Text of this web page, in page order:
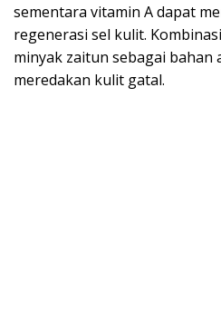
sementara vitamin A dapat
regenerasi sel kulit.
minyak zaitun sebagai
meredakan kulit gatal.